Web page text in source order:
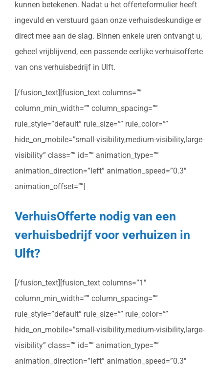
kunnen betekenen. Nadat u het offerteformulier heeft
ingevuld en verstuurd gaan onze verhuisdeskundige er
direct mee aan de slag. Binnen enkele uren ontvangt u,
geheel vrijblijvend, een passende eerlijke verhuisofferte
van ons verhuisbedrijf in Ulft.
[/fusion_text][fusion_text columns=””
column_min_width=”” column_spacing=””
rule_style=”default” rule_size=”” rule_color=””
hide_on_mobile=”small-visibility,medium-visibility,large-
visibility” class=”” id=”” animation_type=””
animation_direction=”left” animation_speed=”0.3″
animation_offset=””]
VerhuisOfferte nodig van een
verhuisbedrijf voor verhuizen in
Ulft?
[/fusion_text][fusion_text columns=”1″
column_min_width=”” column_spacing=””
rule_style=”default” rule_size=”” rule_color=””
hide_on_mobile=”small-visibility,medium-visibility,large-
visibility” class=”” id=”” animation_type=””
animation_direction=”left” animation_speed=”0.3″